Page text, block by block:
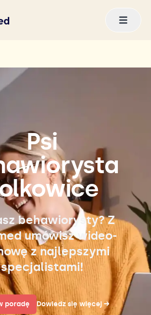
Psi
behawiorysty? Z
umówisz wideo-
z najlepszymi
specjalistami!
poradę Dowiedz się więcej →